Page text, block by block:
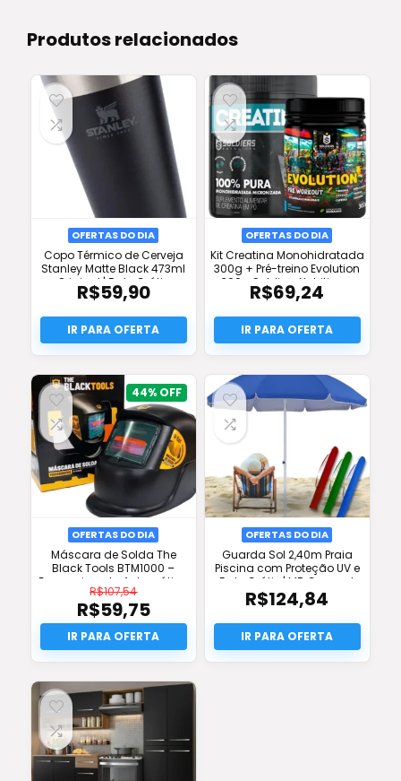
Produtos relacionados
OFERTAS DO DIA
Copo Térmico de Cerveja
Stanley Matte Black 473ml
Original | Frete Grátis
R$59,90
OFERTAS DO DIA
Kit Creatina Monohidratada
300g + Pré-treino Evolution
300g Soldiers Nutrition –
Desconto e Frete Grátis
R$69,24
44%
OFERTAS DO DIA
Máscara de Solda The
Black Tools BTM1000 –
Escurecimento Automático
– Frete Grátis
R$107,54
O
preço
original
era:
R$107,54.
R$59,75
O
preço
atual
é:
R$59,75.
OFERTAS DO DIA
Guarda Sol 2,40m Praia
Piscina com Proteção UV e
Frete Grátis | MB Connect
R$124,84